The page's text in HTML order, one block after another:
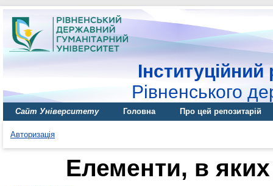
Інституційний
Рівненського
Сайт Університету Головна Про цей репозитарій
Авторизація
Елементи, в